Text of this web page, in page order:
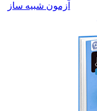
آزمون شبیه ساز